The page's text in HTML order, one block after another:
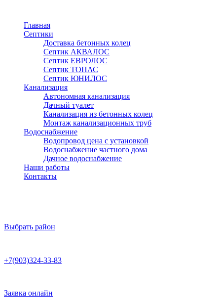
основному
содержанию
Главная
Септики
Доставка бетонных колец
Септик АКВАЛОС
Септик ЕВРОЛОС
Септик ТОПАС
Септик ЮНИЛОС
Канализация
Автономная канализация
Дачный туалет
Канализация из бетонных колец
Монтаж канализационных труб
Водоснабжение
Водопровод цена с установкой
Водоснабжение частного дома
Дачное водоснабжение
Наши работы
Контакты
Выбрать район
+7(903)324-33-83
Заявка онлайн